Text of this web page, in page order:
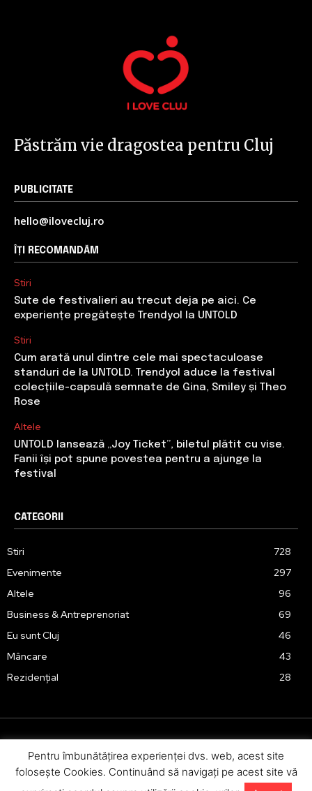
Păstrăm vie dragostea pentru Cluj
PUBLICITATE
hello@ilovecluj.ro
ÎȚI RECOMANDĂM
Stiri
Sute de festivalieri au trecut deja pe aici. Ce
experiențe pregătește Trendyol la UNTOLD
Stiri
Cum arată unul dintre cele mai spectaculoase
standuri de la UNTOLD. Trendyol aduce la festival
colecțiile-capsulă semnate de Gina, Smiley și Theo
Rose
Altele
UNTOLD lansează „Joy Ticket”, biletul plătit cu vise.
Fanii își pot spune povestea pentru a ajunge la
festival
CATEGORII
Stiri
728
Evenimente
297
Altele
96
Business & Antreprenoriat
69
Eu sunt Cluj
46
Mâncare
43
Rezidențial
28
Urmărește-ne în social media:
Pentru îmbunătăţirea experienţei dvs. web, acest site
foloseşte Cookies. Continuând să navigaţi pe acest site vă